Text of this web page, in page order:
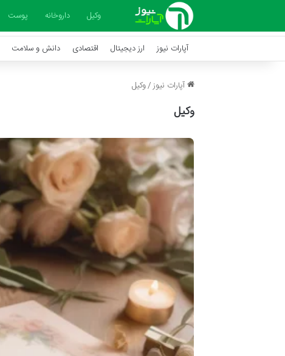
وکیل داروخانه پوست
آپارات نیوز ارز دیجیتال اقتصادی دانش و سلامت
آپارات نیوز/وکیل
وکیل